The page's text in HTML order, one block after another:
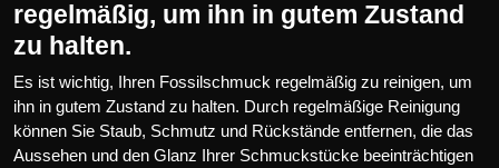
regelmäßig, um ihn in gutem Zustand
zu halten.
Es ist wichtig, Ihren Fossilschmuck regelmäßig zu reinigen, um
ihn in gutem Zustand zu halten. Durch regelmäßige Reinigung
können Sie Staub, Schmutz und Rückstände entfernen, die das
Aussehen und den Glanz Ihrer Schmuckstücke beeinträchtigen